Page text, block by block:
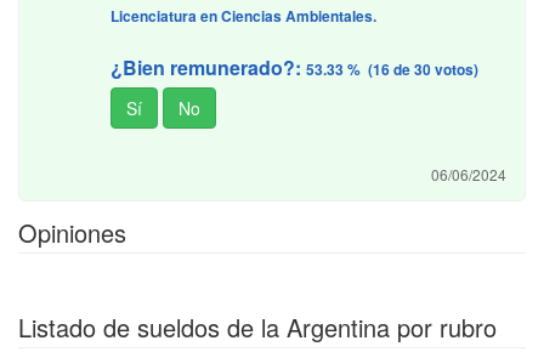
Licenciatura en Ciencias Ambientales.
¿Bien remunerado?: 53.33 % (16 de 30 votos)
06/06/2024
Opiniones
Listado de sueldos de la Argentina por rubro